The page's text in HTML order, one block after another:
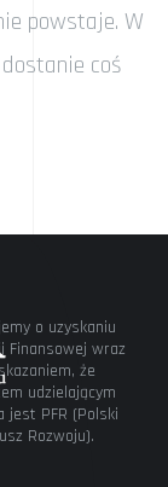
powstaje. W
coś
o uzyskaniu
Finansowej wraz
że
udzielającym
jest PFR (Polski
Rozwoju).